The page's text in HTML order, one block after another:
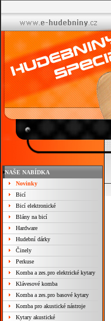
NAŠE NABÍDKA
Novinky
Bicí
Bicí elektronické
Blány na bicí
Hardware
Hudební dárky
Činely
Perkuse
Komba a zes.pro elektrické kytary
Klávesové komba
Komba a zes.pro basové kytary
Komba pro akustické nástroje
Kytary akustické